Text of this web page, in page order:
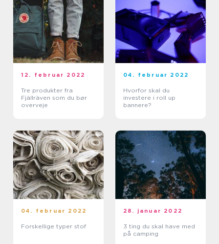
12. februar 2022
Tre produkter fra
Fjällräven som du bør
overveje
04. februar 2022
Hvorfor skal du
investere i roll up
bannere?
04. februar 2022
Forskellige typer stof
28. januar 2022
3 ting du skal have med
på camping